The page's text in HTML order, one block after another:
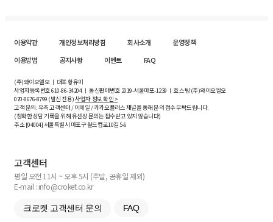
이용약관 개인정보처리방침 회사소개
운영정책
이용방법
공지사항 이벤트 FAQ
(주)와이오엘오 ㅣ 대표 황유미
사업자등록번호610-86-34204ㅣ 통신판매번호 2019-서울마포-1239 ㅣ 호스팅 (주)와이오엘오
070-8676-8799 (발신 전용)사업자 정보 확인 >
고객 문의: 우측 고객센터 / 이메일 / 카카오플러스 채널을 통해 문의 접수 부탁드립니다.
(정확한 상담 기록을 위해 유선상 문의는 접수받고 있지 않습니다)
주소 [04004] 서울특별시 마포구 월드컵로10길5-6
고객센터
평일 오전 11시 ~ 오후 5시 (주말, 공휴일 제외)
E-mail : info@croket.co.kr
크로켓 고객센터 문의 FAQ